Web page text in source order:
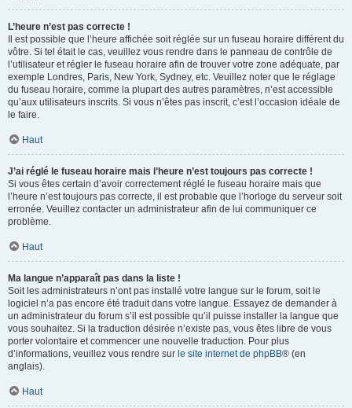
L’heure n’est pas correcte !
Il est possible que l’heure affichée soit réglée sur un fuseau horaire différent du
vôtre. Si tel était le cas, veuillez vous rendre dans le panneau de contrôle de
l’utilisateur et régler le fuseau horaire afin de trouver votre zone adéquate, par
exemple Londres, Paris, New York, Sydney, etc. Veuillez noter que le réglage
du fuseau horaire, comme la plupart des autres paramètres, n’est accessible
qu’aux utilisateurs inscrits. Si vous n’êtes pas inscrit, c’est l’occasion idéale de
le faire.
Haut
J’ai réglé le fuseau horaire mais l’heure n’est toujours pas correcte !
Si vous êtes certain d’avoir correctement réglé le fuseau horaire mais que
l’heure n’est toujours pas correcte, il est probable que l’horloge du serveur soit
erronée. Veuillez contacter un administrateur afin de lui communiquer ce
problème.
Haut
Ma langue n’apparaît pas dans la liste !
Soit les administrateurs n’ont pas installé votre langue sur le forum, soit le
logiciel n’a pas encore été traduit dans votre langue. Essayez de demander à
un administrateur du forum s’il est possible qu’il puisse installer la langue que
vous souhaitez. Si la traduction désirée n’existe pas, vous êtes libre de vous
porter volontaire et commencer une nouvelle traduction. Pour plus
d’informations, veuillez vous rendre sur le site internet de phpBB® (en
anglais).
Haut